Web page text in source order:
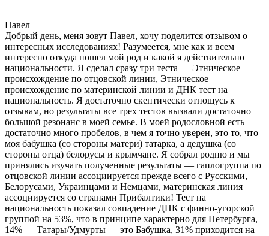
Павел
Добрый день, меня зовут Павел, хочу поделится отзывом о
интересных исследованиях! Разумеется, мне как и всем
интересно откуда пошел мой род и какой я действительно
национальности. Я сделал сразу три теста — Этническое
происхождение по отцовской линии, Этническое
происхождение по материнской линии и ДНК тест на
национальность. Я достаточно скептически отношусь к
отзывам, но результаты все трех тестов вызвали достаточно
большой резонанс в моей семье. В моей родословной есть
достаточно много пробелов, в чем я точно уверен, это то, что
моя бабушка (со стороны матери) татарка, а дедушка (со
стороны отца) белорусы и крымчане. Я собрал родню и мы
принялись изучать полученные результаты — гаплогруппа по
отцовской линии ассоциируется прежде всего с Русскими,
Белорусами, Украинцами и Немцами, материнская линия
ассоциируется со странами Прибалтики! Тест на
национальность показал совпадение ДНК с финно-угорской
группой на 53%, что в принципе характерно для Петербурга,
14% — Татары/Удмурты — это Бабушка, 31% приходится на